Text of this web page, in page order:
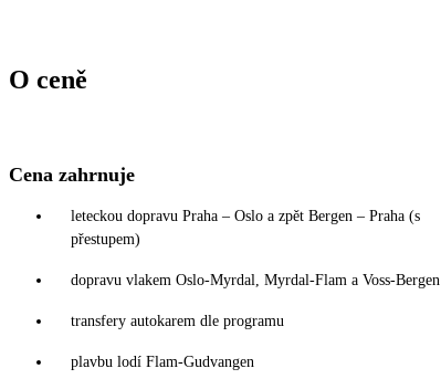
O ceně
Cena zahrnuje
leteckou dopravu Praha – Oslo a zpět Bergen – Praha (s
přestupem)
dopravu vlakem Oslo-Myrdal, Myrdal-Flam a Voss-Bergen
transfery autokarem dle programu
plavbu lodí Flam-Gudvangen